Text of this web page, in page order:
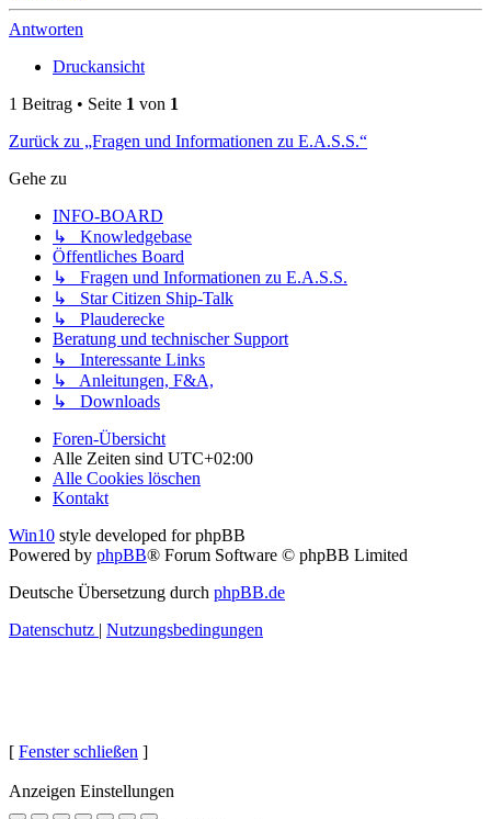
Antworten
Druckansicht
1 Beitrag • Seite 1 von 1
Zurück zu „Fragen und Informationen zu E.A.S.S.“
Gehe zu
INFO-BOARD
↳ Knowledgebase
Öffentliches Board
↳ Fragen und Informationen zu E.A.S.S.
↳ Star Citizen Ship-Talk
↳ Plauderecke
Beratung und technischer Support
↳ Interessante Links
↳ Anleitungen, F&A,
↳ Downloads
Foren-Übersicht
Alle Zeiten sind UTC+02:00
Alle Cookies löschen
Kontakt
Win10 style developed for phpBB
Powered by phpBB® Forum Software © phpBB Limited
Deutsche Übersetzung durch phpBB.de
Datenschutz | Nutzungsbedingungen
[ Fenster schließen ]
Anzeigen Einstellungen